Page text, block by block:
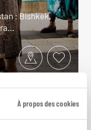
À propos des cookies
: Bishkek,